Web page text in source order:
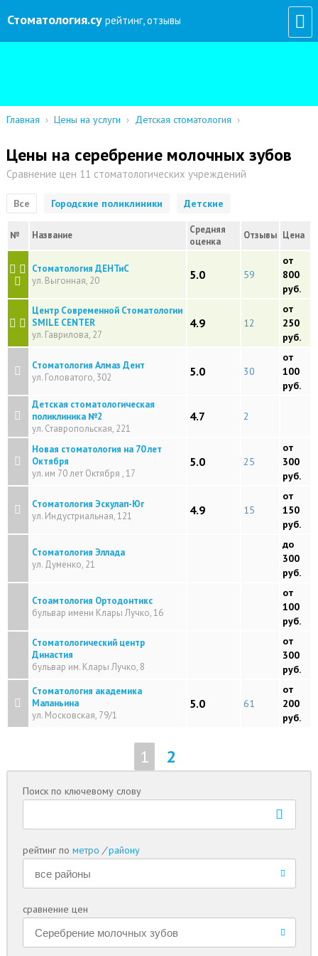
Стоматология.су рейтинг, отзывы
Главная › Цены на услуги › Детская стоматология ›
Цены на серебрение молочных зубов
Сравнение цен 11 стоматологических учреждений
Все Городские поликлиники Детские
№ Название
Средняя
оценка
Отзывы Цена
Стоматология ДЕНТиС
ул. Выгонная, 20
5.0 59
от
800
руб.
Центр Современной Стоматологии
SMILE CENTER
ул. Гаврилова, 27
4.9 12
от
250
руб.
Стоматология Алмаз Дент
ул. Головатого, 302
5.0 30
от
100
руб.
Детская стоматологическая
поликлиника №2
ул. Ставропольская, 221
4.7 2
Новая стоматология на 70 лет
Октября
ул. им 70 лет Октября , 17
5.0 25
от
300
руб.
Стоматология Эскулап-Юг
ул. Индустриальная, 121
4.9 15
от
150
руб.
Стоматология Эллада
ул. Думенко, 21
до
300
руб.
Стоамтология Ортодонтикс
бульвар имени Клары Лучко, 16
от
100
руб.
Стоматологический центр
Династия
бульвар им. Клары Лучко, 8
от
300
руб.
Стоматология академика
Маланьина
ул. Московская, 79/1
5.0 61
от
200
руб.
1 2
Поиск по ключевому слову
рейтинг пометро / району
сравнение цен